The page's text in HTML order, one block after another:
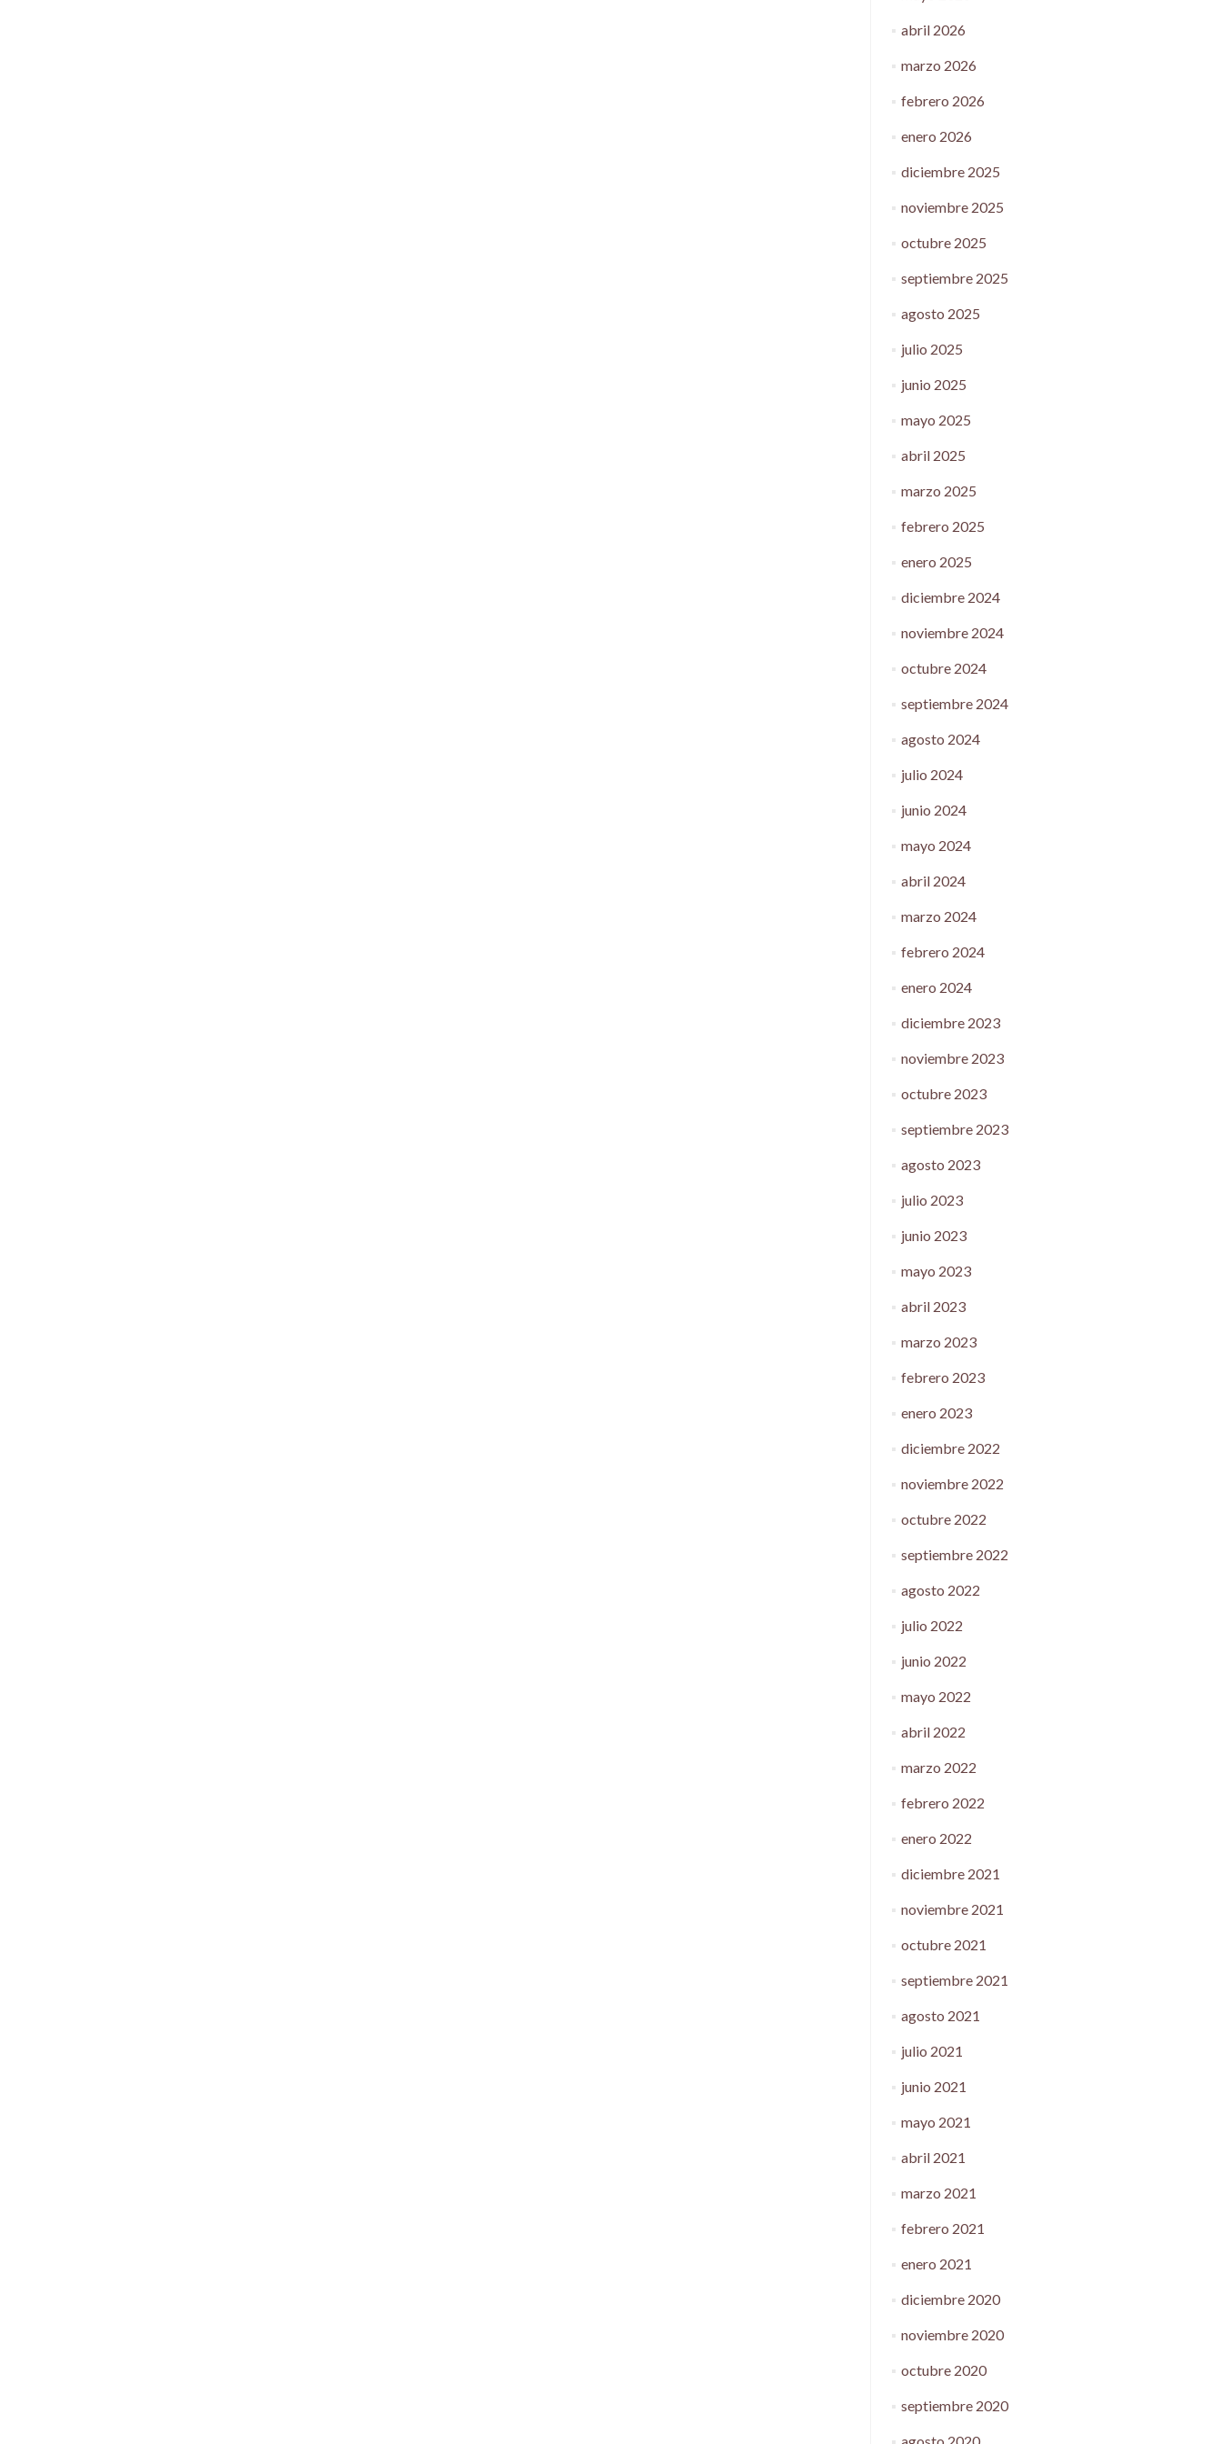
abril 2026
marzo 2026
febrero 2026
enero 2026
diciembre 2025
noviembre 2025
octubre 2025
septiembre 2025
agosto 2025
julio 2025
junio 2025
mayo 2025
abril 2025
marzo 2025
febrero 2025
enero 2025
diciembre 2024
noviembre 2024
octubre 2024
septiembre 2024
agosto 2024
julio 2024
junio 2024
mayo 2024
abril 2024
marzo 2024
febrero 2024
enero 2024
diciembre 2023
noviembre 2023
octubre 2023
septiembre 2023
agosto 2023
julio 2023
junio 2023
mayo 2023
abril 2023
marzo 2023
febrero 2023
enero 2023
diciembre 2022
noviembre 2022
octubre 2022
septiembre 2022
agosto 2022
julio 2022
junio 2022
mayo 2022
abril 2022
marzo 2022
febrero 2022
enero 2022
diciembre 2021
noviembre 2021
octubre 2021
septiembre 2021
agosto 2021
julio 2021
junio 2021
mayo 2021
abril 2021
marzo 2021
febrero 2021
enero 2021
diciembre 2020
noviembre 2020
octubre 2020
septiembre 2020